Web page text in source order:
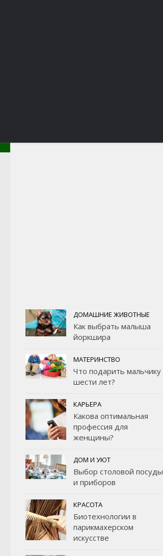
ДОМАШНИЕ ЖИВОТНЫЕ
Как выбрать малыша
йоркшира
МАТЕРИНСТВО
Что подарить мальчику
шести лет?
КАРЬЕРА
Какова оптимальная
профессия для
женщины?
ДОМ И УЮТ
Выбор столовой посуды
и приборов
КРАСОТА
Биотехнологии в
парикмахерском
искусстве